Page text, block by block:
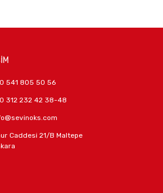
541 805 50 56
312 232 42 38-48
Caddesi 21/B Maltepe